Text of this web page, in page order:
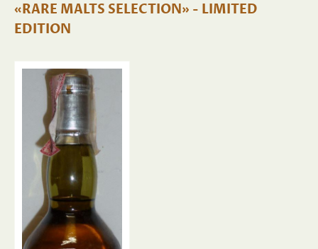
«RARE MALTS SELECTION» - LIMITED
EDITION